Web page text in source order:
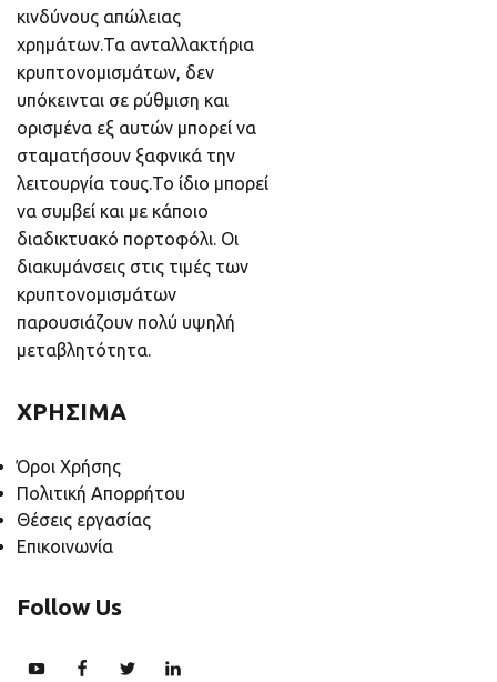
κινδύνους απώλειας
χρημάτων.Τα ανταλλακτήρια
κρυπτονομισμάτων, δεν
υπόκεινται σε ρύθμιση και
ορισμένα εξ αυτών μπορεί να
σταματήσουν ξαφνικά την
λειτουργία τους.Το ίδιο μπορεί
να συμβεί και με κάποιο
διαδικτυακό πορτοφόλι. Οι
διακυμάνσεις στις τιμές των
κρυπτονομισμάτων
παρουσιάζουν πολύ υψηλή
μεταβλητότητα.
ΧΡΗΣΙΜΑ
Όροι Χρήσης
Πολιτική Απορρήτου
Θέσεις εργασίας
Επικοινωνία
Follow Us